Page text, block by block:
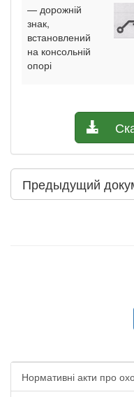
— дорожній
знак,
встановлений
на консольній
опорі
Предыдущий
Нормативні акти про